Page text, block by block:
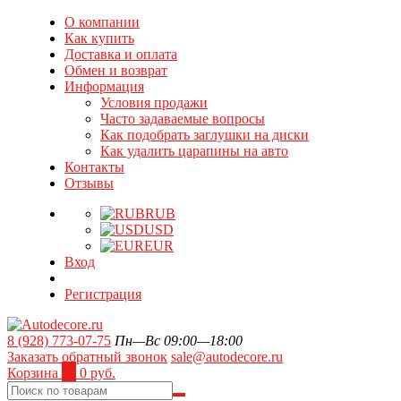
О компании
Как купить
Доставка и оплата
Обмен и возврат
Информация
Условия продажи
Часто задаваемые вопросы
Как подобрать заглушки на диски
Как удалить царапины на авто
Контакты
Отзывы
RUB
USD
EUR
Вход
Регистрация
8 (928) 773-07-75 Пн—Вс 09:00—18:00
Заказать обратный звонок sale@autodecore.ru
Корзина
0 руб.